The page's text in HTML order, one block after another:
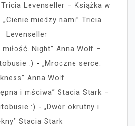
Tricia Levenseller – Książka w
„Cienie miedzy nami” Tricia
Levenseller
miłość. Night” Anna Wolf –
:) - „Mroczne serce.
Anna Wolf
i mściwa” Stacia Stark –
:) - „Dwór okrutny i
Stacia Stark